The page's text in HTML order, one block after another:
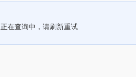
正在查询中，请刷新重试